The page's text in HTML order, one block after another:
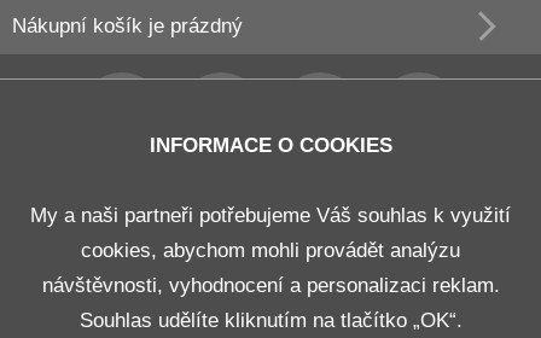
Nákupní košík je prázdný
Obchodní podmínky
Doprava a platba
Odstoupení od smlouvy
INFORMACE O COOKIES
My a naši partneři potřebujeme Váš souhlas k využití
cookies, abychom mohli provádět analýzu
návštěvnosti, vyhodnocení a personalizaci reklam.
Souhlas udělíte kliknutím na tlačítko „OK“.